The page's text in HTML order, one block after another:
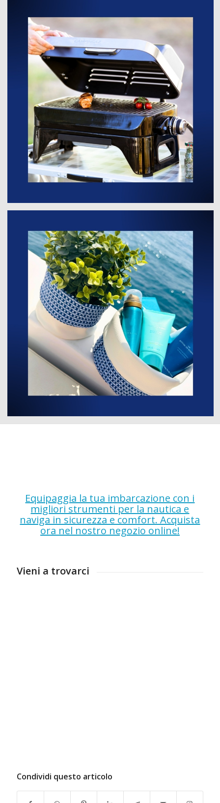
Equipaggia la tua imbarcazione con i
migliori strumenti per la nautica e
naviga in sicurezza e comfort. Acquista
ora nel nostro negozio online!
Vieni a trovarci
Condividi questo articolo